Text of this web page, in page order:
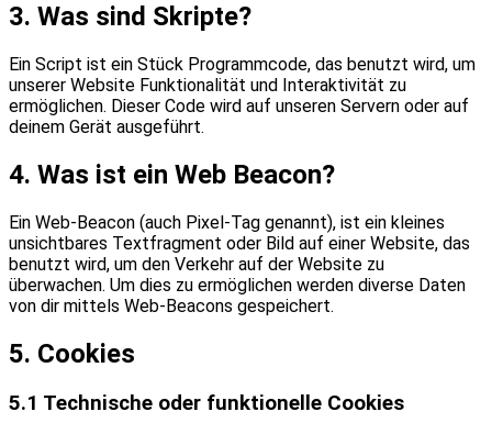
3. Was sind Skripte?
Ein Script ist ein Stück Programmcode, das benutzt wird, um
unserer Website Funktionalität und Interaktivität zu
ermöglichen. Dieser Code wird auf unseren Servern oder auf
deinem Gerät ausgeführt.
4. Was ist ein Web Beacon?
Ein Web-Beacon (auch Pixel-Tag genannt), ist ein kleines
unsichtbares Textfragment oder Bild auf einer Website, das
benutzt wird, um den Verkehr auf der Website zu
überwachen. Um dies zu ermöglichen werden diverse Daten
von dir mittels Web-Beacons gespeichert.
5. Cookies
5.1 Technische oder funktionelle Cookies